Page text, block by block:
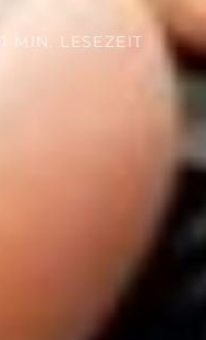
1 MIN. LESEZEIT